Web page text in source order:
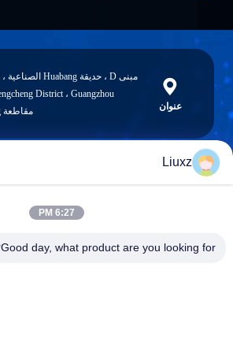
عنوان
مقاطعة Guangdong ، الصين
Liuxz
6:27 PM
Good day, what product are you looking for?